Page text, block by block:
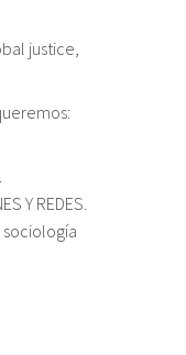
justice,
Y REDES.